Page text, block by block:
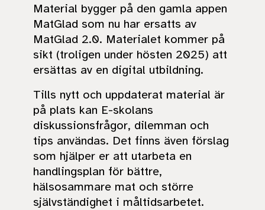
Material bygger på den gamla appen
MatGlad som nu har ersatts av
MatGlad 2.0. Materialet kommer på
sikt (troligen under hösten 2025) att
ersättas av en digital utbildning.
Tills nytt och uppdaterat material är
på plats kan E-skolans
diskussionsfrågor, dilemman och
tips användas. Det finns även förslag
som hjälper er att utarbeta en
handlingsplan för bättre,
hälsosammare mat och större
självständighet i måltidsarbetet.